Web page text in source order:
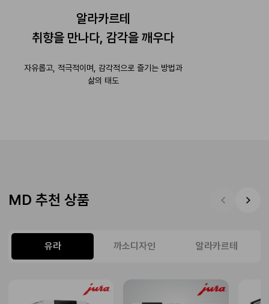
알라카르테
취향을 만나다, 감각을 깨우다
자유롭고, 적극적이며, 감각적으로 즐기는 방법과
삶의 태도
MD 추천 상품
유라 까소디자인 알라카르테